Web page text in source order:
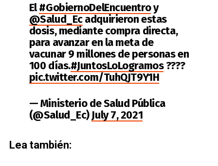
El#GobiernoDelEncuentroy
@Salud_Ecadquirieron estas
dosis, mediante compra directa,
para avanzar en la meta de
vacunar 9 millones de personas en
100 días.#JuntosLoLogramos????
pic.twitter.com/TuhQJT9Y1H
— Ministerio de Salud Pública
(@Salud_Ec)July 7, 2021
Lea también: